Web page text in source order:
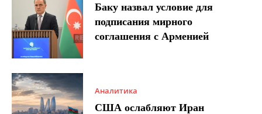
Баку назвал условие для
подписания мирного
соглашения с Арменией
Аналитика
США ослабляют Иран